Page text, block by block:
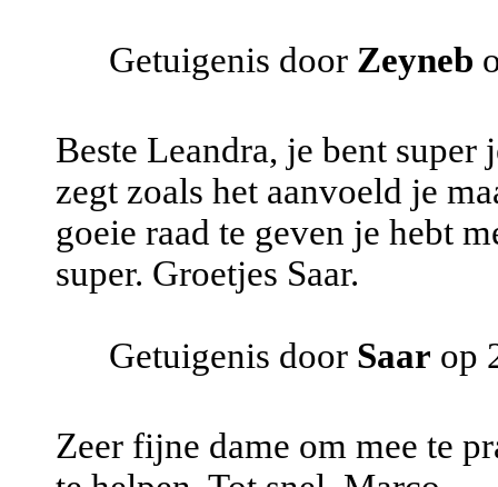
Getuigenis door Zeyneb
Beste Leandra, je bent
zegt zoals het aanvoeld je
goeie raad te geven je hebt
super. Groetjes Saar.
Getuigenis door Saar op
Zeer fijne dame om mee te